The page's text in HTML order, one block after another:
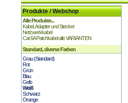
Produkte / Webshop
Alle Produkte...
Kabel, Adapter und Stecker
Netzwerkkabel
Cat 6A Patchkabel alle VARIANTEN
Standard, diverse Farben
Grau (Standard)
Rot
Grün
Blau
Gelb
Weiß
Schwarz
Orange